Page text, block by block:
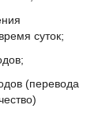
суток;
(перевода